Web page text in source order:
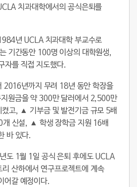
치과대학에서의 공식은퇴를
년 UCLA 치과대학 부교수로
기간동안 100명 이상의 대학원생,
자를 직접 지도했다.
2016년까지 무려 18년 동안 학장을
원금을 약 300만 달러에서 2,500만
켰고, ▲ 기부금 및 발전기금 규모 5배
신설, ▲ 학생 장학금 지원 16배
바 있다.
도 1월 1일 공식 은퇴 후에도 UCLA
산하에서 연구프로젝트에 계속
어갈 예정이다.